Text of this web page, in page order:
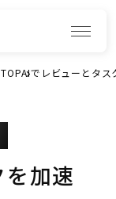
AIでレビューとタ
加速